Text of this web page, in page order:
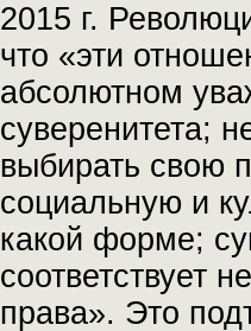
2015 г.
что «эти
абсолютном
суверенитета;
выбирать свою
социальную и
какой форме;
соответствует
права». Это